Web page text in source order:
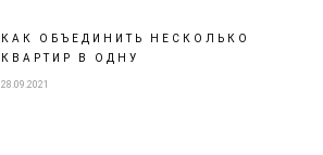
КАК ОБЪЕДИНИТЬ НЕСКОЛЬКО
КВАРТИР В ОДНУ
28.09.2021